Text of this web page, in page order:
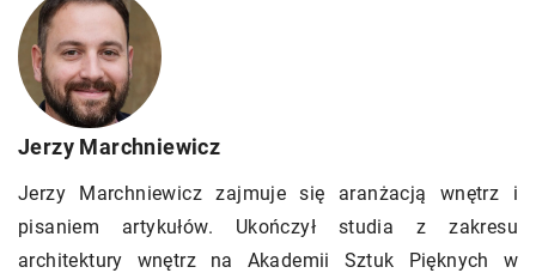
Jerzy Marchniewicz
Jerzy Marchniewicz zajmuje się aranżacją wnętrz i
pisaniem artykułów. Ukończył studia z zakresu
architektury wnętrz na Akademii Sztuk Pięknych w